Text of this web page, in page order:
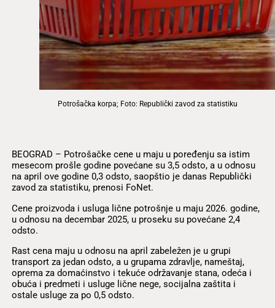
Potrošačka korpa; Foto: Republički zavod za statistiku
BEOGRAD – Potrošačke cene u maju u poređenju sa istim
mesecom prošle godine povećane su 3,5 odsto, a u odnosu
na april ove godine 0,3 odsto, saopštio je danas Republički
zavod za statistiku, prenosi FoNet.
Cene proizvoda i usluga lične potrošnje u maju 2026. godine,
u odnosu na decembar 2025, u proseku su povećane 2,4
odsto.
Rast cena maju u odnosu na april zabeležen je u grupi
transport za jedan odsto, a u grupama zdravlje, nameštaj,
oprema za domaćinstvo i tekuće održavanje stana, odeća i
obuća i predmeti i usluge lične nege, socijalna zaštita i
ostale usluge za po 0,5 odsto.